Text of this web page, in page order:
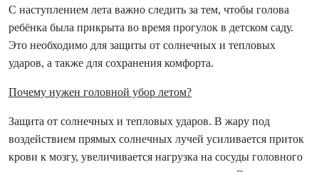
С наступлением лета важно следить за тем, чтобы голова
ребёнка была прикрыта во время прогулок в детском саду.
Это необходимо для защиты от солнечных и тепловых
ударов, а также для сохранения комфорта.
Почему нужен головной убор летом?
Защита от солнечных и тепловых ударов. В жару под
воздействием прямых солнечных лучей усиливается приток
крови к мозгу, увеличивается нагрузка на сосуды головного